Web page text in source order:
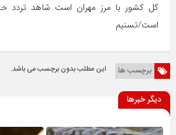
کل کشور با مرز مهران است شاهد تردد
است/تسنیم
برچسب ها این مطلب بدون برچسب می باشد.
دیگر خبرها